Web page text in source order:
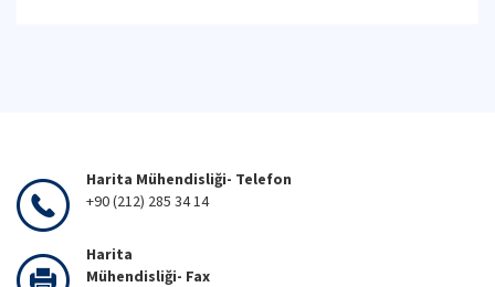
Harita Mühendisliği- Telefon
+90 (212) 285 34 14
Harita
Mühendisliği- Fax